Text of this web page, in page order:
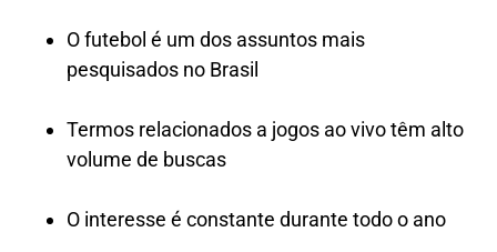
O futebol é um dos assuntos mais
pesquisados no Brasil
Termos relacionados a jogos ao vivo têm alto
volume de buscas
O interesse é constante durante todo o ano